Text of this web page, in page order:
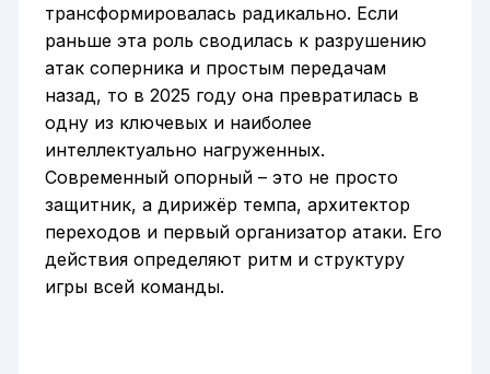
трансформировалась радикально. Если
раньше эта роль сводилась к разрушению
атак соперника и простым передачам
назад, то в 2025 году она превратилась в
одну из ключевых и наиболее
интеллектуально нагруженных.
Современный опорный – это не просто
защитник, а дирижёр темпа, архитектор
переходов и первый организатор атаки. Его
действия определяют ритм и структуру
игры всей команды.